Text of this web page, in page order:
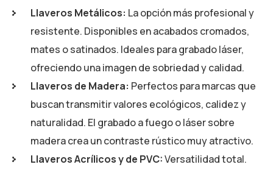
Llaveros Metálicos: La opción más profesional y
resistente. Disponibles en acabados cromados,
mates o satinados. Ideales para grabado láser,
ofreciendo una imagen de sobriedad y calidad.
Llaveros de Madera: Perfectos para marcas que
buscan transmitir valores ecológicos, calidez y
naturalidad. El grabado a fuego o láser sobre
madera crea un contraste rústico muy atractivo.
Llaveros Acrílicos y de PVC:Versatilidad total.